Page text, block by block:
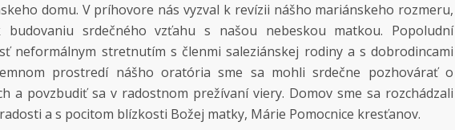
domu. V príhovore nás vyzval k revízii nášho mariánskeho rozmeru,
srdečného vzťahu s našou nebeskou matkou. Popoludní
neformálnym stretnutím s členmi saleziánskej rodiny a s dobrodincami
prostredí nášho oratória sme sa mohli srdečne pozhovárať o
a povzbudiť sa v radostnom prežívaní viery. Domov sme sa rozchádzali
a s pocitom blízkosti Božej matky, Márie Pomocnice kresťanov.